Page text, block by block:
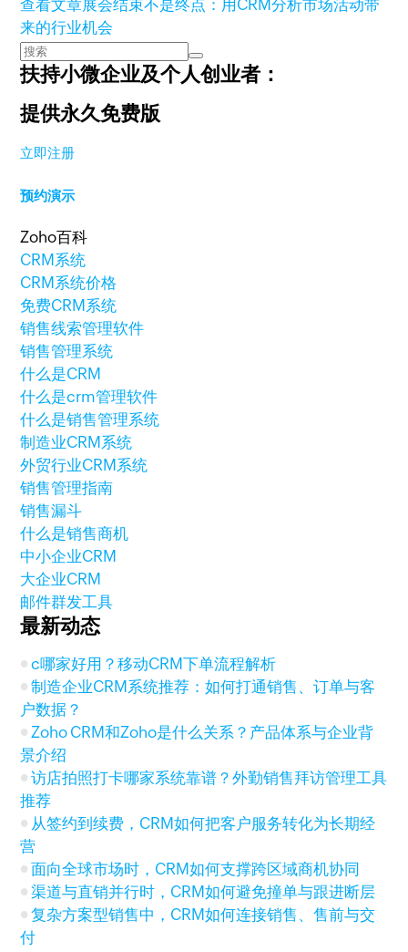
查看文章展会结束不是终点：用CRM分析市场活动带
来的行业机会
扶持小微企业及个人创业者：
提供永久免费版
立即注册
预约演示
Zoho百科
CRM系统
CRM系统价格
免费CRM系统
销售线索管理软件
销售管理系统
什么是CRM
什么是crm管理软件
什么是销售管理系统
制造业CRM系统
外贸行业CRM系统
销售管理指南
销售漏斗
什么是销售商机
中小企业CRM
大企业CRM
邮件群发工具
最新动态
c哪家好用？移动CRM下单流程解析
制造企业CRM系统推荐：如何打通销售、订单与客
户数据？
Zoho CRM和Zoho是什么关系？产品体系与企业背
景介绍
访店拍照打卡哪家系统靠谱？外勤销售拜访管理工具
推荐
从签约到续费，CRM如何把客户服务转化为长期经
营
面向全球市场时，CRM如何支撑跨区域商机协同
渠道与直销并行时，CRM如何避免撞单与跟进断层
复杂方案型销售中，CRM如何连接销售、售前与交
付